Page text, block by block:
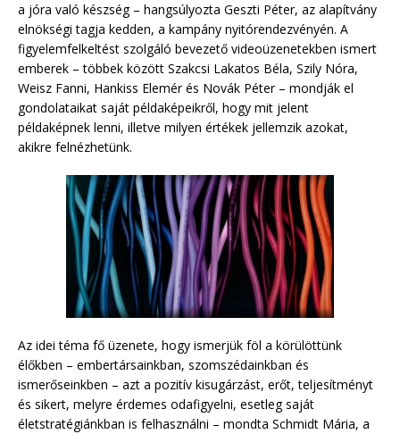
a jóra való készség – hangsúlyozta Geszti Péter, az alapítvány
elnökségi tagja kedden, a kampány nyitórendezvényén. A
figyelemfelkeltést szolgáló bevezető videoüzenetekben ismert
emberek – többek között Szakcsi Lakatos Béla, Szily Nóra,
Weisz Fanni, Hankiss Elemér és Novák Péter – mondják el
gondolataikat saját példaképeikről, hogy mit jelent
példaképnek lenni, illetve milyen értékek jellemzik azokat,
akikre felnézhetünk.
Az idei téma fő üzenete, hogy ismerjük föl a körülöttünk
élőkben – embertársainkban, szomszédainkban és
ismerőseinkben – azt a pozitív kisugárzást, erőt, teljesítményt
és sikert, melyre érdemes odafigyelni, esetleg saját
életstratégiánkban is felhasználni – mondta Schmidt Mária, a